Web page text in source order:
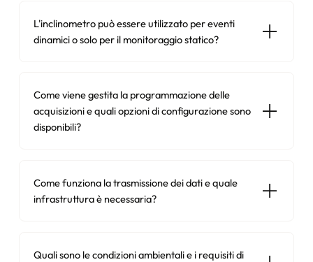
L'inclinometro può essere utilizzato per eventi
dinamici o solo per il monitoraggio statico?
Come viene gestita la programmazione delle
acquisizioni e quali opzioni di configurazione sono
disponibili?
Come funziona la trasmissione dei dati e quale
infrastruttura è necessaria?
Quali sono le condizioni ambientali e i requisiti di